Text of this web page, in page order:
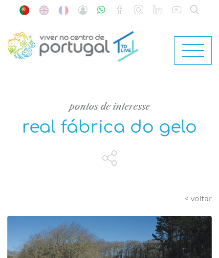
pontos de interesse
real fábrica do gelo
< voltar